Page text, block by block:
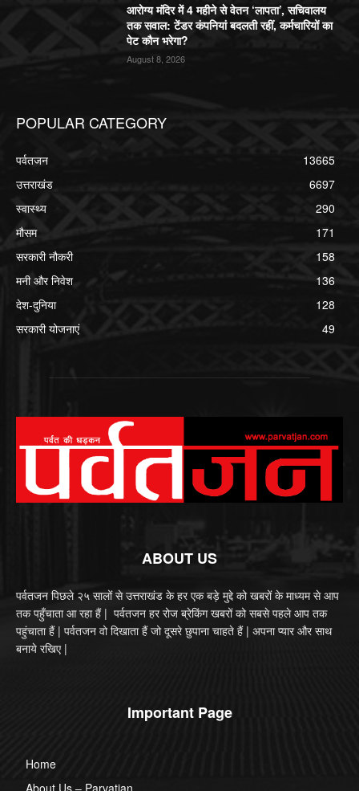
आरोग्य मंदिर में 4 महीने से वेतन ‘लापता’, सचिवालय
तक सवाल: टेंडर कंपनियां बदलती रहीं, कर्मचारियों का
पेट कौन भरेगा?
August 8, 2026
POPULAR CATEGORY
पर्वतजन
13665
उत्तराखंड
6697
स्वास्थ्य
290
मौसम
171
सरकारी नौकरी
158
मनी और निवेश
136
देश-दुनिया
128
सरकारी योजनाएं
49
ABOUT US
पर्वतजन पिछले २५ सालों से उत्तराखंड के हर एक बड़े मुद्दे को खबरों के माध्यम से आप
तक पहुँचाता आ रहा हैं | पर्वतजन हर रोज ब्रेकिंग खबरों को सबसे पहले आप तक
पहुंचाता हैं | पर्वतजन वो दिखाता हैं जो दूसरे छुपाना चाहते हैं | अपना प्यार और साथ
बनाये रखिए |
Important Page
Home
About Us – Parvatjan